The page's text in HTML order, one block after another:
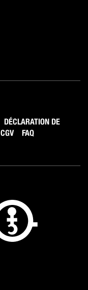
DÉCLARATION DE
CGV FAQ